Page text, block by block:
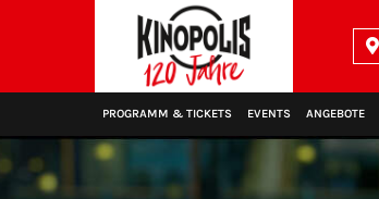
PROGRAMM & TICKETS EVENTS ANGEBOTE